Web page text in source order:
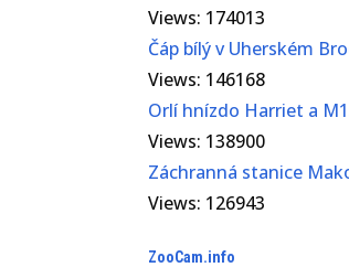
Views: 174013
Čáp bílý v Uherském
Views: 146168
Orlí hnízdo Harriet a
Views: 138900
Záchranná stanice
Views: 126943
ZooCam.info